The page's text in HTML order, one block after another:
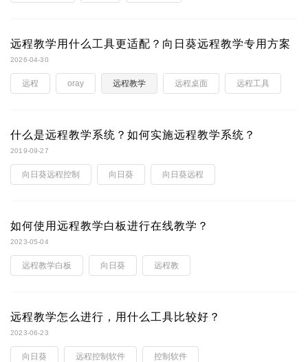
远程教学用什么工具更适配？向日葵远程教学专用方案
2026-04-30
远程 oray 远程教学 远程桌面 远程工具
什么是远程教学系统？如何实施远程教学系统？
2019-09-27
向日葵远程控制 向日葵 向日葵远程
如何使用远程教学白板进行在线教学？
2023-05-04
远程教学白板 向日葵 远程教
远程教学怎么进行，用什么工具比较好？
2023-06-23
向日葵 远程控制软件 控制软件